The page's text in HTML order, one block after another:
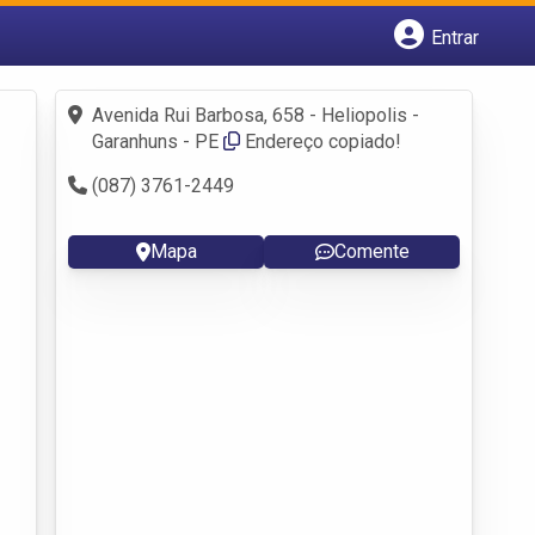
Entrar
Fazer login
Criar conta
Avenida Rui Barbosa, 658 - Heliopolis -
Garanhuns - PE
Endereço copiado!
(087) 3761-2449
Mapa Comente